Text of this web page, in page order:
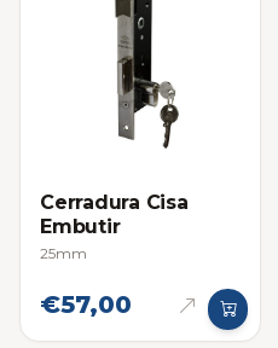
Cerradura Cisa
Embutir
25mm
€57,00